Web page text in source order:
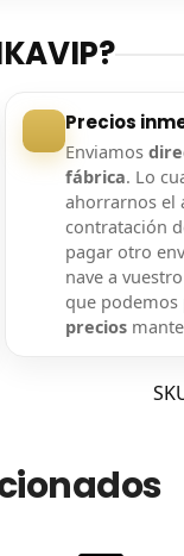
Precios
Enviamos
fábrica. Lo
ahorrarnos el
contratación
pagar otro
nave a
que podemos
precios